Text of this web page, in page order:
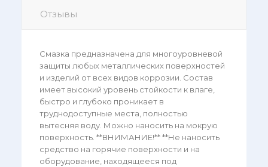
Отзывы
Смазка предназначена для многоуровневой
защиты любых металлических поверхностей
и изделий от всех видов коррозии. Состав
имеет высокий уровень стойкости к влаге,
быстро и глубоко проникает в
труднодоступные места, полностью
вытесняя воду. Можно наносить на мокрую
поверхность. **ВНИМАНИЕ!** **Не наносить
средство на горячие поверхности и на
оборудование, находящееся под